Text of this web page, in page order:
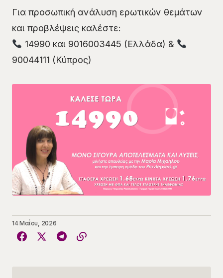
Για προσωπική ανάλυση ερωτικών θεμάτων
και προβλέψεις καλέστε:
14990 και 9016003445 (Ελλάδα) &
90044111 (Κύπρος)
14 Μαΐου, 2026